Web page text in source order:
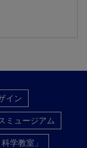
イン
ミュージアム
学教室」